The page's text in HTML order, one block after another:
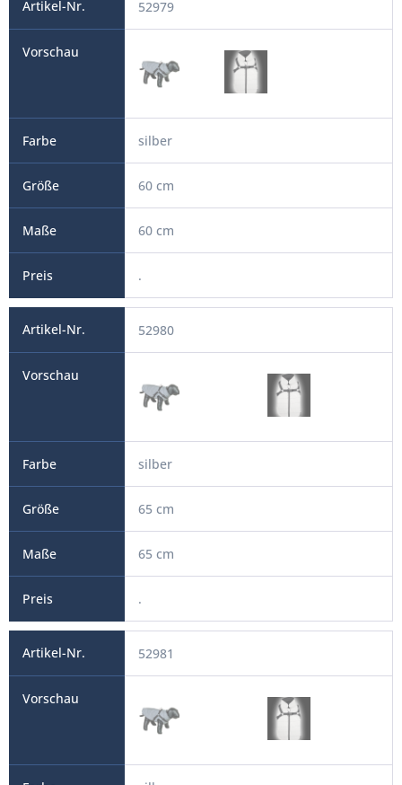
52979
silber
60 cm
60 cm
.
52980
silber
65 cm
65 cm
.
52981